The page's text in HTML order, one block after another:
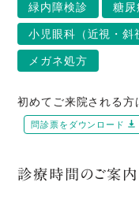
緑内障検診 糖尿
小児眼科（近視・斜
メガネ処方
初めてご来院される方
問診票をダウンロード
診療時間のご案内